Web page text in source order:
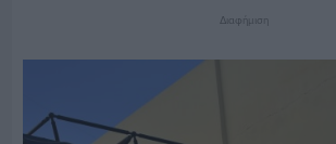
Διαφήμιση